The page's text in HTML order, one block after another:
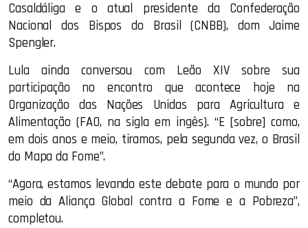
Casaldáliga e o atual presidente da Confederação
Nacional dos Bispos do Brasil (CNBB), dom Jaime
Spengler.
Lula ainda conversou com Leão XIV sobre sua
participação no encontro que acontece hoje na
Organização das Nações Unidas para Agricultura e
Alimentação (FAO, na sigla em ingês). “E [sobre] como,
em dois anos e meio, tiramos, pela segunda vez, o Brasil
do Mapa da Fome”.
“Agora, estamos levando este debate para o mundo por
meio da Aliança Global contra a Fome e a Pobreza”,
completou.